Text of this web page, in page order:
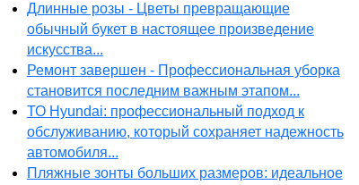
Длинные розы - Цветы превращающие
обычный букет в настоящее произведение
искусства...
Ремонт завершен - Профессиональная уборка
становится последним важным этапом...
ТО Hyundai: профессиональный подход к
обслуживанию, который сохраняет надежность
автомобиля...
Пляжные зонты больших размеров: идеальное